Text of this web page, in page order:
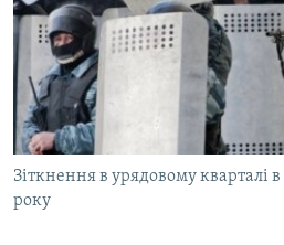
ВІДЕОУРОКИ «ELIFBE»
СВІДЧЕННЯ ОКУПАЦІЇ
УКРАЇНСЬКА ПРОБЛЕМА КРИМУ
ІНФОГРАФІКА
Русский
Qırımtatar
ДОЛУЧАЙСЯ!
Зіткнення в урядовому кварталі
року